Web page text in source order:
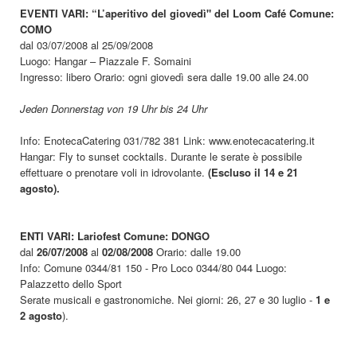
EVENTI VARI: “L’aperitivo del giovedì" del Loom Café Comune:
COMO
dal 03/07/2008 al 25/09/2008
Luogo: Hangar – Piazzale F. Somaini
Ingresso: libero Orario: ogni giovedì sera dalle 19.00 alle 24.00
Jeden Donnerstag von 19 Uhr bis 24 Uhr
Info: EnotecaCatering 031/782 381 Link: www.enotecacatering.it
Hangar: Fly to sunset cocktails. Durante le serate è possibile
effettuare o prenotare voli in idrovolante. (Escluso il 14 e 21
agosto).
ENTI VARI: Lariofest Comune: DONGO
dal 26/07/2008 al 02/08/2008 Orario: dalle 19.00
Info: Comune 0344/81 150 - Pro Loco 0344/80 044 Luogo:
Palazzetto dello Sport
Serate musicali e gastronomiche. Nei giorni: 26, 27 e 30 luglio - 1 e
2 agosto).